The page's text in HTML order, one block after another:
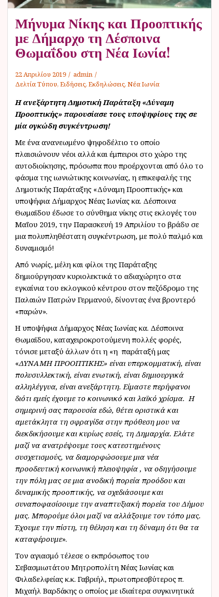
Μήνυμα Νίκης και Προοπτικής
με Δήμαρχο τη Δέσποινα
Θωμαΐδου στη Νέα Ιωνία!
22 Απριλίου 2019
admin
Δελτία Τύπου, Ειδήσεις, Εκδηλώσεις, Νέα Ιωνία
Η ανεξάρτητη Δημοτική Παράταξη «Δύναμη
Προοπτικής» παρουσίασε τους υποψηφίους της σε
μία ογκώδη συγκέντρωση!
Με ένα ανανεωμένο ψηφοδέλτιο το οποίο
πλαισιώνουν νέοι αλλά και έμπειροι στο χώρο της
αυτοδιοίκησης, πρόσωπα που προέρχονται από όλο το
φάσμα της ιωνιώτικης κοινωνίας, η επικεφαλής της
Δημοτικής Παράταξης «Δύναμη Προοπτικής» και
υποψήφια Δήμαρχος Νέας Ιωνίας κα. Δέσποινα
Θωμαϊδου έδωσε το σύνθημα νίκης στις εκλογές του
Μαΐου 2019, την Παρασκευή 19 Απριλίου το βράδυ σε
μια πολυπληθέστατη συγκέντρωση, με πολύ παλμό και
δυναμισμό!
Από νωρίς, μέλη και φίλοι της Παράταξης
δημιούργησαν κυριολεκτικά το αδιαχώρητο στα
εγκαίνια του εκλογικού κέντρου στον πεζόδρομο της
Παλαιών Πατρών Γερμανού, δίνοντας ένα βροντερό
«παρών».
Η υποψήφια Δήμαρχος Νέας Ιωνίας κα. Δέσποινα
Θωμαϊδου, καταχειροκροτούμενη πολλές φορές,
τόνισε μεταξύ άλλων ότι η «η παράταξή μας
«ΔΥΝΑΜΗ ΠΡΟΟΠΤΙΚΗΣ» είναι υπερκομματική, είναι
πολυσυλλεκτική, είναι ενωτική, είναι δημιουργικά
αλληλέγγυα, είναι ανεξάρτητη. Είμαστε περήφανοι
διότι εμείς έχουμε το κοινωνικό και λαϊκό χρίσμα. Η
σημερινή σας παρουσία εδώ, θέτει οριστικά και
αμετάκλητα τη σφραγίδα στην πρόθεση μου να
διεκδικήσουμε και κυρίως εσείς, τη Δημαρχία. Ελάτε
μαζί να ανατρέψουμε τους κατεστημένους
συσχετισμούς, να διαμορφώσουμε μια νέα
προοδευτική κοινωνική πλειοψηφία , να οδηγήσουμε
την πόλη μας σε μια ανοδική πορεία προόδου και
δυναμικής προοπτικής, να σχεδιάσουμε και
συναποφασίσουμε την αναπτυξιακή πορεία του Δήμου
μας. Μπορούμε όλοι μαζί να αλλάξουμε τον τόπο μας.
Έχουμε την πίστη, τη θέληση και τη δύναμη ότι θα τα
καταφέρουμε».
Τον αγιασμό τέλεσε ο εκπρόσωπος του
Σεβασμιωτάτου Μητροπολίτη Νέας Ιωνίας και
Φιλαδελφείας κ.κ. Γαβριήλ, πρωτοπρεσβύτερος π.
Μιχαήλ Βαρδάκης ο οποίος με ιδιαίτερα συγκινητικά